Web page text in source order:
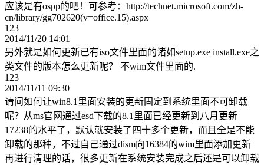
应该是有ospp的吧！可参考：http://technet.microsoft.com/zh-
cn/library/gg702620(v=office.15).aspx
123
2014/11/20 14:01
另外就是如何更新已有iso文件里面的诸如setup.exe install.exe之
类文件的版本怎么更新呢？ 不wim文件里面的.
123
2014/11/11 09:30
请问如何让win8.1里面安装的更新固定到系统里面不可卸载
呢？从ms官网通过esd下载的8.1里面已经更新到八月更新
17238的水平了，默认就安装了四十多个更新，而且全是不能
卸载的那种，不过自己通过dism向16384的wim里面添加更新
再进行清理的话，很多更新在系统安装完成之后还是可以卸载